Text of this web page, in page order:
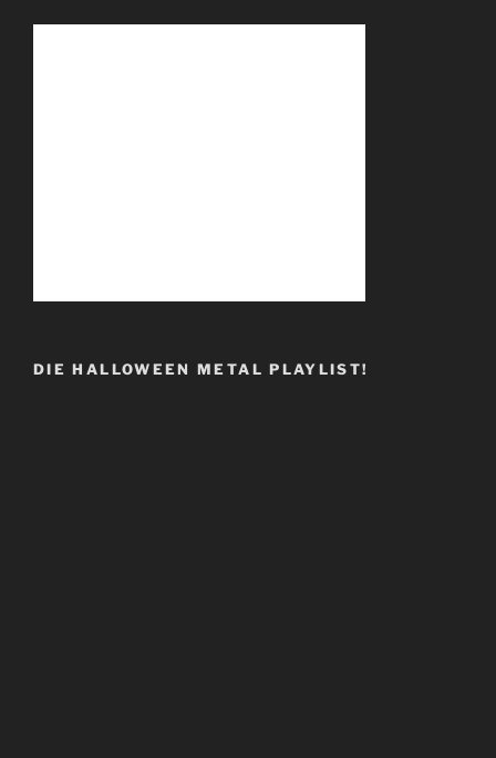
DIE HALLOWEEN METAL PLAYLIST!